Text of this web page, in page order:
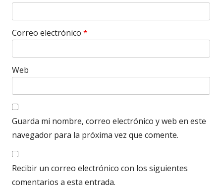
Correo electrónico *
Web
Guarda mi nombre, correo electrónico y web en este
navegador para la próxima vez que comente.
Recibir un correo electrónico con los siguientes
comentarios a esta entrada.